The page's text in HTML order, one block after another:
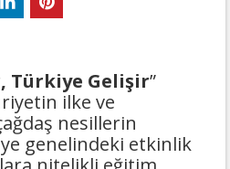
Türkiye Gelişir”
ilke ve
nesillerin
genelindeki etkinlik